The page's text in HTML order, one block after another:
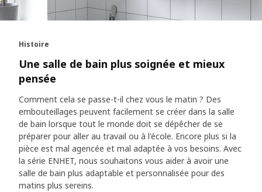
Histoire
Une salle de bain plus soignée et mieux
pensée
Comment cela se passe-t-il chez vous le matin ? Des
embouteillages peuvent facilement se créer dans la salle
de bain lorsque tout le monde doit se dépêcher de se
préparer pour aller au travail ou à l'école. Encore plus si la
pièce est mal agencée et mal adaptée à vos besoins. Avec
la série ENHET, nous souhaitons vous aider à avoir une
salle de bain plus adaptable et personnalisée pour des
matins plus sereins.